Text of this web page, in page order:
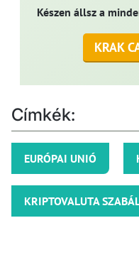
Készen állsz a
KRAK
Címkék:
EURÓPAI UNIÓ
KRIPTOVALUTA